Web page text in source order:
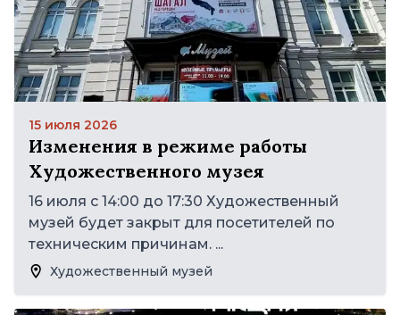
15 июля 2026
Изменения в режиме работы
Художественного музея
16 июля с 14:00 до 17:30 Художественный
музей будет закрыт для посетителей по
техническим причинам. ...
Художественный музей